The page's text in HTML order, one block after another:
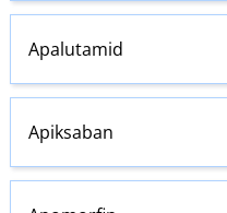
Apalutamid
Apiksaban